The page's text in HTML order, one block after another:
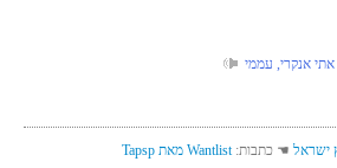
אנקרי, עממי
ישראל ☚ כתבות:Wantlist מאת Tapsp